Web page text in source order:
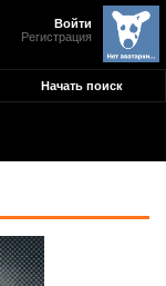
Войти
Регистрация